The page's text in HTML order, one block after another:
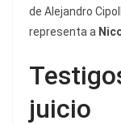
de Alejandro
representa a
juicio